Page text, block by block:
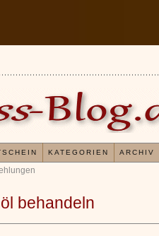
behandeln
KATEGORIEN ARCHIV